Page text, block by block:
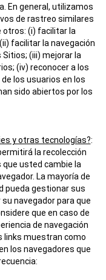
En general, utilizamos
de rastreo similares
(i) facilitar la
facilitar la navegación
(iii) mejorar la
(iv) reconocer a los
los usuarios en los
sido abiertos por los
y otras tecnologías?:
la recolección
usted cambie la
La mayoría de
pueda gestionar sus
navegador para que
que en caso de
de navegación
links muestran como
los navegadores que